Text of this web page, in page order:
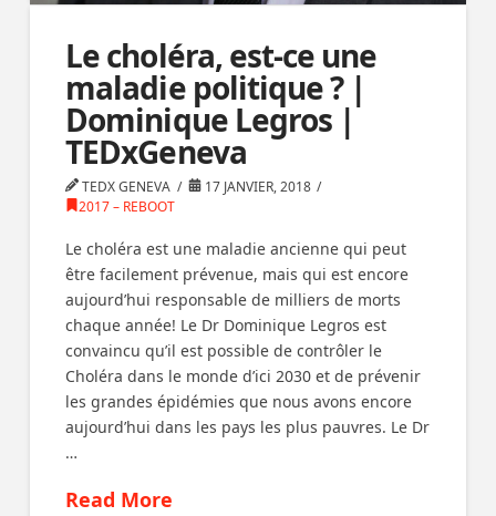
Le choléra, est-ce une
maladie politique ? |
Dominique Legros |
TEDxGeneva
TEDX GENEVA
17 JANVIER, 2018
2017 – REBOOT
Le choléra est une maladie ancienne qui peut
être facilement prévenue, mais qui est encore
aujourd’hui responsable de milliers de morts
chaque année! Le Dr Dominique Legros est
convaincu qu’il est possible de contrôler le
Choléra dans le monde d’ici 2030 et de prévenir
les grandes épidémies que nous avons encore
aujourd’hui dans les pays les plus pauvres. Le Dr
…
Read More